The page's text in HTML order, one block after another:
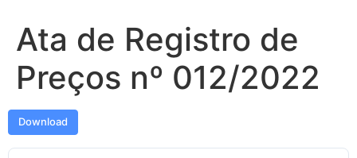
Ata de Registro de
Preços nº 012/2022
Download